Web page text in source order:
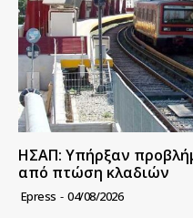
ΗΣΑΠ: Υπήρξαν
από πτώση κλαδιών
Epress - 04/08/2026